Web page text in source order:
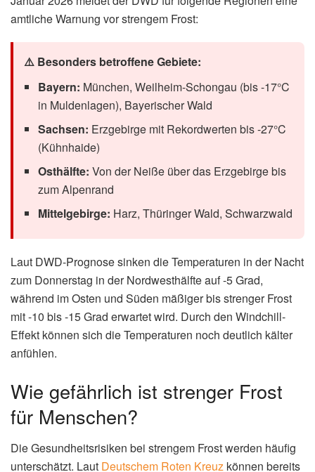
Aktuelle Frostwarnung: Diese
Die polare Kaltluft hat Deutschland fest im Griff. Am 8.
Januar 2026 meldet der DWD für folgende Regionen eine
amtliche Warnung vor strengem Frost: